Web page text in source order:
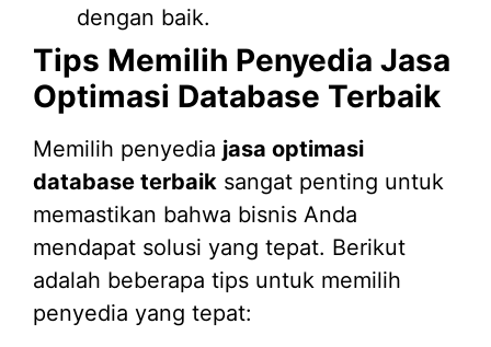
dengan baik.
Tips Memilih Penyedia Jasa
Optimasi Database Terbaik
Memilih penyedia jasa optimasi
database terbaik sangat penting untuk
memastikan bahwa bisnis Anda
mendapat solusi yang tepat. Berikut
adalah beberapa tips untuk memilih
penyedia yang tepat: